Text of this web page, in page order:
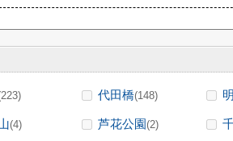
代田橋(148)
(4) 芦花公園(2)